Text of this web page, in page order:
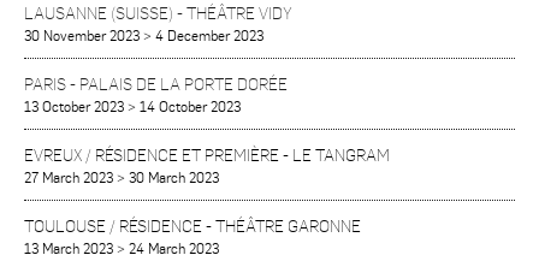
LAUSANNE (SUISSE) -THÉÂTRE VIDY
30 November 2023 > 4 December 2023
PARIS- PALAIS DE LA PORTE DORÉE
13 October 2023 > 14 October 2023
EVREUX / RÉSIDENCE ET PREMIÈRE- LE TANGRAM
27 March 2023 > 30 March 2023
TOULOUSE / RÉSIDENCE-THÉÂTRE GARONNE
13 March 2023 > 24 March 2023